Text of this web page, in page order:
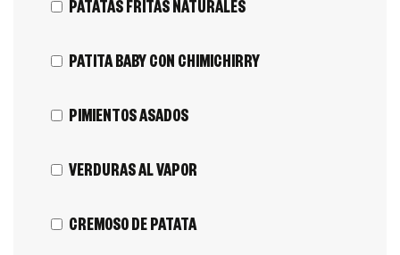
PATATAS FRITAS NATURALES
PATITA BABY CON CHIMICHIRRY
PIMIENTOS ASADOS
VERDURAS AL VAPOR
CREMOSO DE PATATA